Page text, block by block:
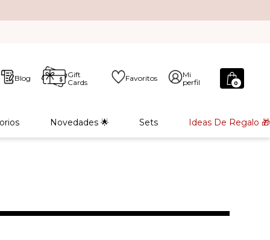
Blog
Gift
Cards
Favoritos
Mi
perfil
0
Novedades 🌟 Sets Ideas De Regalo 🎁